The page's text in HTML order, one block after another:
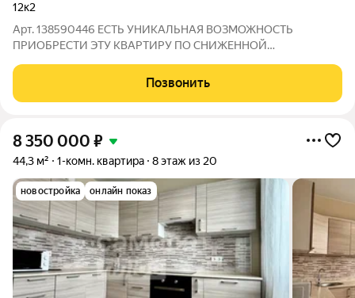
12к2
Арт. 138590446 ЕСТЬ УНИКАЛЬНАЯ ВОЗМОЖНОСТЬ
ПРИОБРЕСТИ ЭТУ КВАРТИРУ ПО СНИЖЕННОЙ
двухкомнатная квартира евроформата в современном жилом
комплексе, расположенном по адресу: Московская область, г.о.
Позвонить
8 350 000 ₽
44,3 м² 1-комн. квартира 8 этаж из 20
новостройка онлайн показ